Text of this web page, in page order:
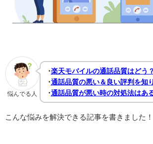
悩んでる人
･楽天モバイルの通話品質はどう？
･通話品質の悪い＆良い評判を知
･通話品質が悪い時の対処法はあ
こんな悩みを解決できる記事を書きました！